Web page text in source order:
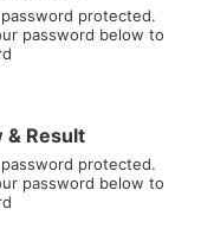
protected.
password below to
& Result
protected.
password below to